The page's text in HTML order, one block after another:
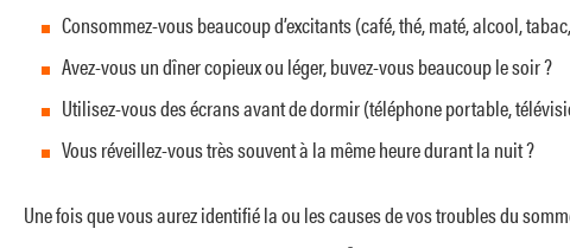
Consommez-vous beaucoup d’excitants (café, thé, maté, alcool,
Avez-vous un dîner copieux ou léger, buvez-vous beaucoup le soir ?
Utilisez-vous des écrans avant de dormir (téléphone portable,
Vous réveillez-vous très souvent à la même heure durant la nuit ?
Une fois que vous aurez identifié la ou les causes de vos troubles du